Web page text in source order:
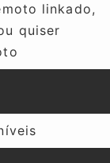
linkado,
quiser